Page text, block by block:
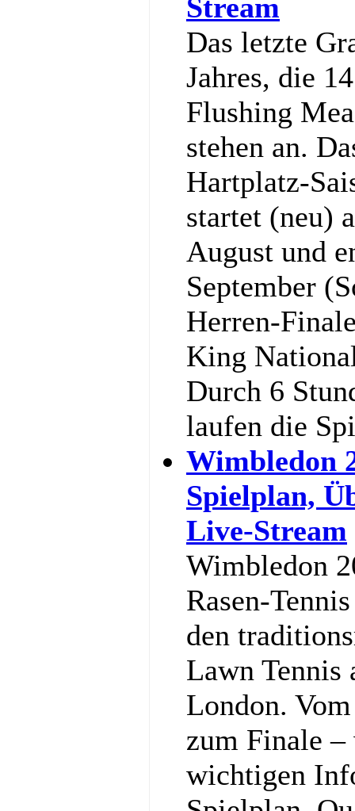
Stream
Das letzte
Jahres, die
Flushing
stehen an.
Hartplatz-
startet (neu)
August und
September
Herren-
King
Durch 6
laufen die
Wimbledon
Spielplan,
Live-Stream
Wimbledon
Rasen-
den
Lawn Tennis
London.
zum Finale
wichtigen